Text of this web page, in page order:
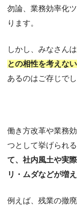
勿論、業務効率化
ります。
しかし、みなさんは
との相性を考えな
あるのはご存じでし
働き方改革や業務
つとして挙げられる
て、社内風土や実
リ・ムダなどが増
例えば、残業の撤